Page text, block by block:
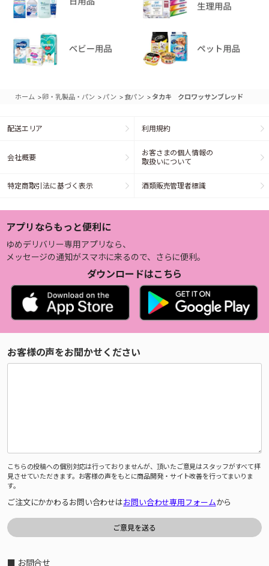
ホーム >卵・乳製品・パン > パン > 食パン > タカキ クロワッサンブレッド
配送エリア 利用規約
会社概要
お客さまの個人情報の
取扱いについて
特定商取引法に基づく表示 酒類販売管理者標識
アプリならもっと便利に
ゆめデリバリー専用アプリなら、
メッセージの通知がスマホに来るので、さらに便利。
ダウンロードはこちら
お客様の声をお聞かせください
こちらの投稿への個別対応は行っておりませんが、頂いたご意見はスタッフがすべて拝
見させていただきます。お客様の声をもとに商品開発・サイト改善を行ってまいりま
す。
ご注文にかかわるお問い合わせはお問い合わせ専用フォームから
■ お問合せ